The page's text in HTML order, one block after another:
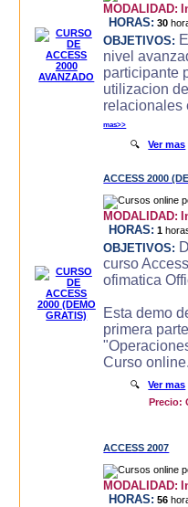
MODALIDAD:
HORAS: 30
OBJETIVOS:
nivel
participante
utilizacion
relacionales
mas>>
🔍Ver mas
ACCESS 2000
MODALIDAD:
HORAS: 1
OBJETIVOS:
curso
ofimatica
Esta demo
primera
Curso
🔍Ver mas
Precio:
ACCESS 2007
MODALIDAD:
HORAS: 56